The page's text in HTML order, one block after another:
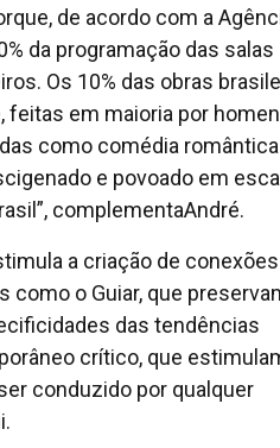
de acordo com a
da programação das salas
Os 10% das obras
feitas em maioria por
como comédia romântica
e povoado em
complementaAndré.
a criação de conexões
como o Guiar, que
das tendências
crítico, que
conduzido por qualquer